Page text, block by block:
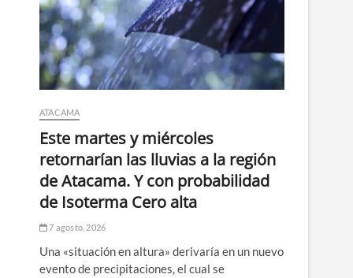
ATACAMA
Este martes y miércoles
retornarían las lluvias a la región
de Atacama. Y con probabilidad
de Isoterma Cero alta
7 agosto, 2026
Una «situación en altura» derivaría en un nuevo
evento de precipitaciones, el cual se